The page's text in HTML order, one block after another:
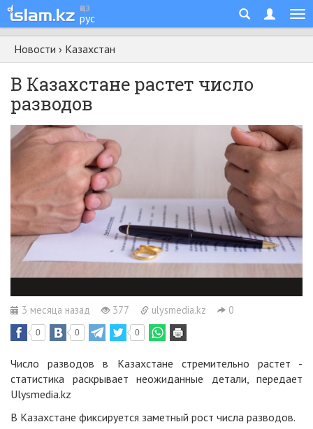
қаз
рус
Новости › Казахстан
В Казахстане растет число
разводов
3 месяца назад 377 ulysmedia.kz 0
0 0 0
Число разводов в Казахстане стремительно растет -
статистика раскрывает неожиданные детали, передает
Ulysmedia.kz
В Казахстане фиксируется заметный рост числа разводов.